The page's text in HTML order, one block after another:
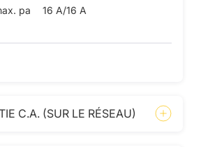
pa
16 A/16 A
C.A. (SUR LE RÉSEAU)